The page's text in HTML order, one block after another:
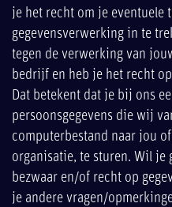
je het recht om je eventuele
gegevensverwerking in te
tegen de verwerking van
bedrijf en heb je het recht
Dat betekent dat je bij ons
persoonsgegevens die wij
computerbestand naar jou
organisatie, te sturen. Wil je
bezwaar en/of recht op
je andere vragen/